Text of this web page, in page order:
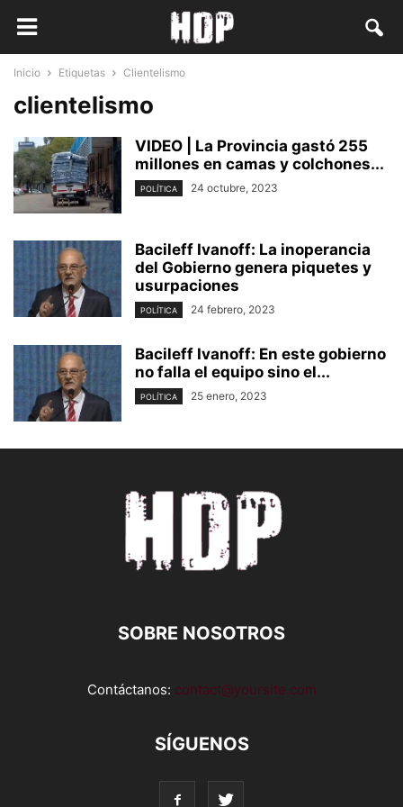
Inicio Etiquetas Clientelismo
clientelismo
VIDEO | La Provincia gastó 255
millones en camas y colchones...
POLÍTICA 24 octubre, 2023
Bacileff Ivanoff: La inoperancia
del Gobierno genera piquetes y
usurpaciones
POLÍTICA 24 febrero, 2023
Bacileff Ivanoff: En este gobierno
no falla el equipo sino el...
POLÍTICA 25 enero, 2023
SOBRE NOSOTROS
Contáctanos: contact@yoursite.com
SÍGUENOS